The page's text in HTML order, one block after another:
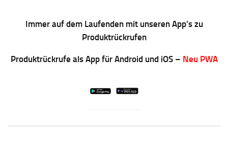
Immer auf dem Laufenden mit unseren App’s zu
Produktrückrufen
Produktrückrufe als App für Android und iOS – Neu PWA